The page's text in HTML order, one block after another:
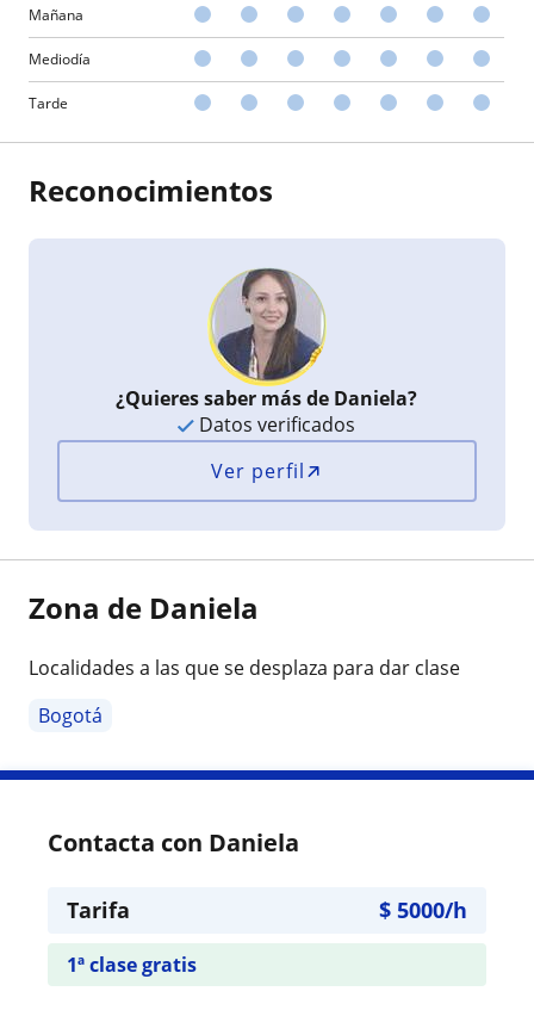
Mañana
Mediodía
Tarde
Reconocimientos
¿Quieres saber más de Daniela?
Datos verificados
Ver perfil
Zona de Daniela
Localidades a las que se desplaza para dar clase
Bogotá
Contacta con Daniela
Tarifa $ 5000/h
1ª clase gratis